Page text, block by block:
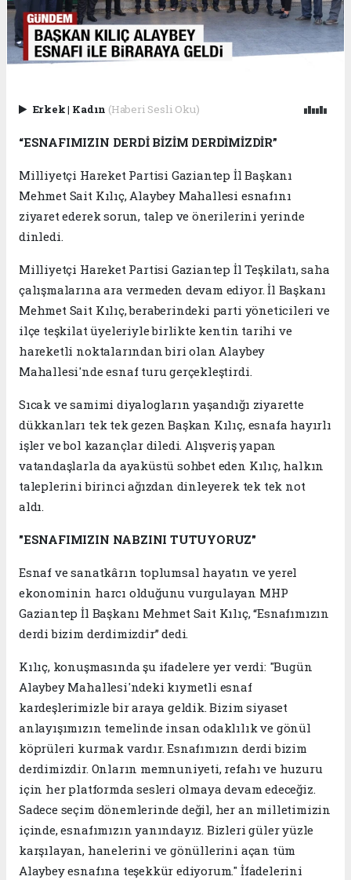
Erkek| Kadın (Haberi Sesli Oku)
“ESNAFIMIZIN DERDİ BİZİM DERDİMİZDİR”
Milliyetçi Hareket Partisi Gaziantep İl Başkanı
Mehmet Sait Kılıç, Alaybey Mahallesi esnafını
ziyaret ederek sorun, talep ve önerilerini yerinde
dinledi.
Milliyetçi Hareket Partisi Gaziantep İl Teşkilatı, saha
çalışmalarına ara vermeden devam ediyor. İl Başkanı
Mehmet Sait Kılıç, beraberindeki parti yöneticileri ve
ilçe teşkilat üyeleriyle birlikte kentin tarihi ve
hareketli noktalarından biri olan Alaybey
Mahallesi'nde esnaf turu gerçekleştirdi.
Sıcak ve samimi diyalogların yaşandığı ziyarette
dükkanları tek tek gezen Başkan Kılıç, esnafa hayırlı
işler ve bol kazançlar diledi. Alışveriş yapan
vatandaşlarla da ayaküstü sohbet eden Kılıç, halkın
taleplerini birinci ağızdan dinleyerek tek tek not
aldı.
"ESNAFIMIZIN NABZINI TUTUYORUZ"
Esnaf ve sanatkârın toplumsal hayatın ve yerel
ekonominin harcı olduğunu vurgulayan MHP
Gaziantep İl Başkanı Mehmet Sait Kılıç, “Esnafımızın
derdi bizim derdimizdir” dedi.
Kılıç, konuşmasında şu ifadelere yer verdi: "Bugün
Alaybey Mahallesi'ndeki kıymetli esnaf
kardeşlerimizle bir araya geldik. Bizim siyaset
anlayışımızın temelinde insan odaklılık ve gönül
köprüleri kurmak vardır. Esnafımızın derdi bizim
derdimizdir. Onların memnuniyeti, refahı ve huzuru
için her platformda sesleri olmaya devam edeceğiz.
Sadece seçim dönemlerinde değil, her an milletimizin
içinde, esnafımızın yanındayız. Bizleri güler yüzle
karşılayan, hanelerini ve gönüllerini açan tüm
Alaybey esnafına teşekkür ediyorum." İfadelerini